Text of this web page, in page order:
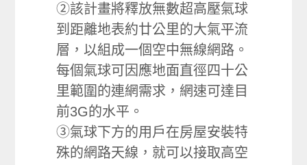
②該計畫將釋放無數超高壓氣球
到距離地表約廿公里的大氣平流
層，以組成一個空中無線網路。
每個氣球可因應地面直徑四十公
里範圍的連網需求，網速可達目
前3G的水平。
③氣球下方的用戶在房屋安裝特
殊的網路天線，就可以接取高空